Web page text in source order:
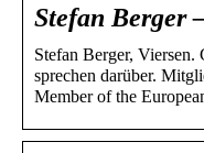
Stefan Berger
Stefan Berger, Viersen.
sprechen darüber.
Member of the